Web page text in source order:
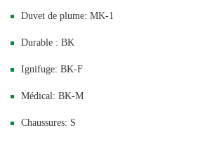
Duvet de plume: MK-1
Durable : BK
Ignifuge: BK-F
Médical: BK-M
Chaussures: S